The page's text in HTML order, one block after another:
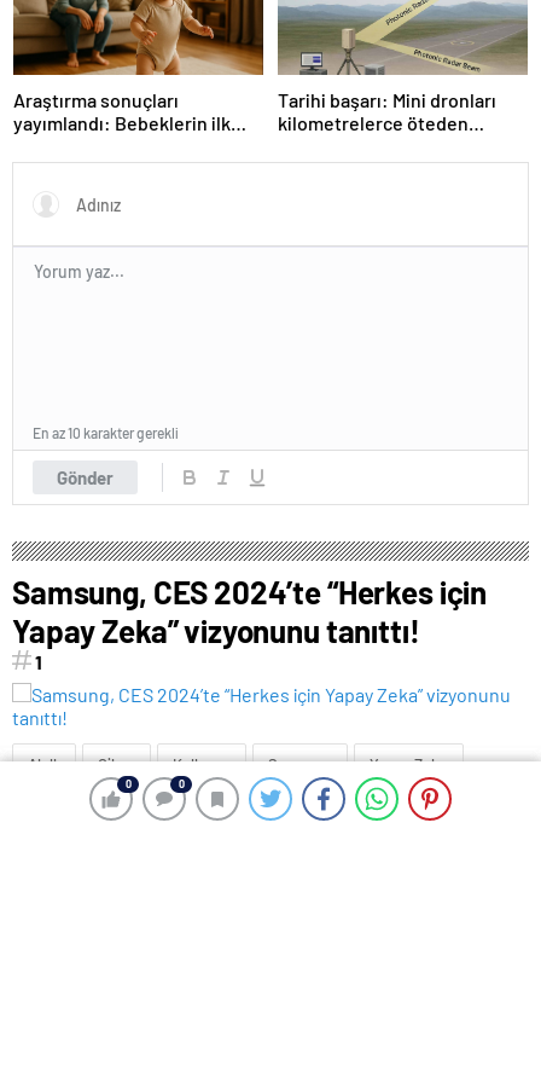
0 0
Araştırma sonuçları
yayımlandı: Bebeklerin ilk
etkisi
Tarihi başarı: Mini dronları
kilometrelerce öteden
Gönder
En az 10 karakter gerekli
Samsung, CES 2024’te “Herkes için
Yapay Zeka” vizyonunu tanıttı!
1
0 0
Akıllı Cihaz Kullanıcı Samsung Yapay Zeka